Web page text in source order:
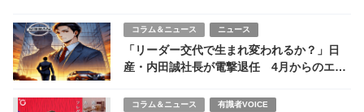
コラム＆ニュース ニュース
「リーダー交代で生まれ変われるか？」日
産・内田誠社長が電撃退任 4月からのエス
コラム＆ニュース 有識者VOICE